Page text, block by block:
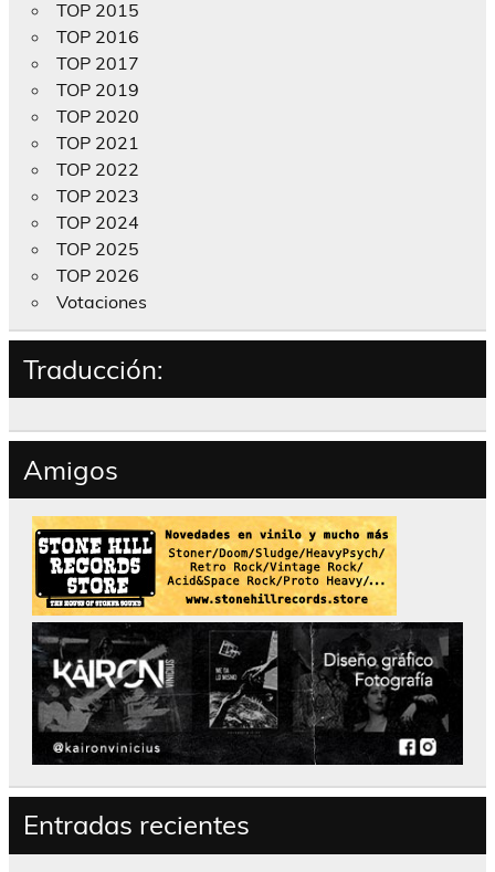
TOP 2015
TOP 2016
TOP 2017
TOP 2019
TOP 2020
TOP 2021
TOP 2022
TOP 2023
TOP 2024
TOP 2025
TOP 2026
Votaciones
Traducción:
Amigos
Entradas recientes